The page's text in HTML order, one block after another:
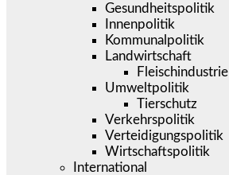
Gesundheitspolitik
Innenpolitik
Kommunalpolitik
Landwirtschaft
Fleischindustrie
Umweltpolitik
Tierschutz
Verkehrspolitik
Verteidigungspolitik
Wirtschaftspolitik
International